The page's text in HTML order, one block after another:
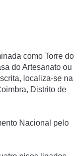
como Torre do
do Artesanato ou
localiza-se na
Distrito de
Nacional pelo